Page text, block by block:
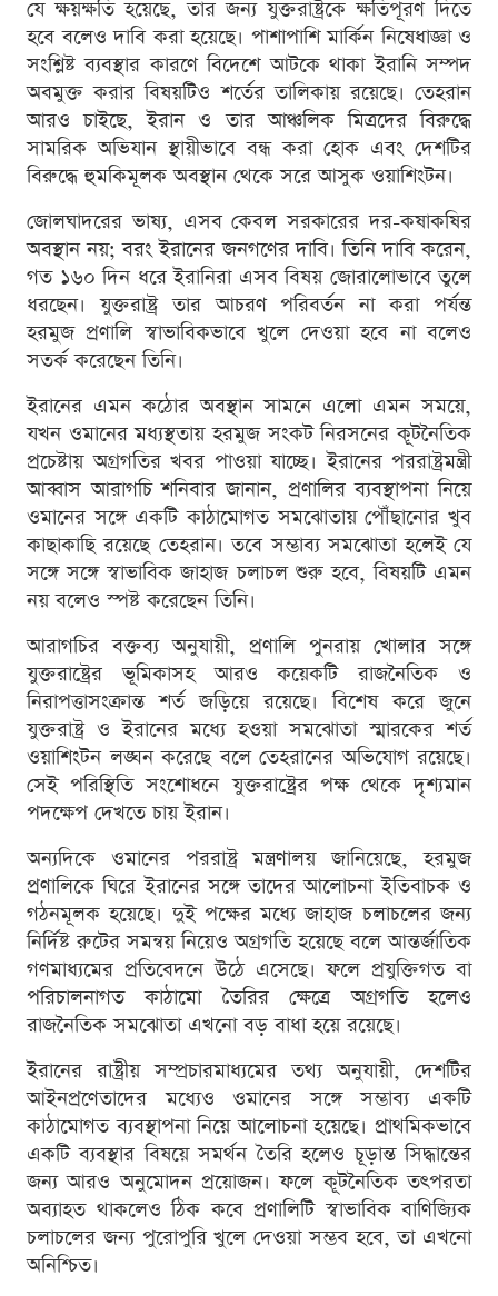
যে ক্ষয়ক্ষতি হয়েছে, তার জন্য যুক্তরাষ্ট্রকে ক্ষতিপূরণ দিতে
হবে বলেও দাবি করা হয়েছে। পাশাপাশি মার্কিন নিষেধাজ্ঞা ও
সংশ্লিষ্ট ব্যবস্থার কারণে বিদেশে আটকে থাকা ইরানি সম্পদ
অবমুক্ত করার বিষয়টিও শর্তের তালিকায় রয়েছে। তেহরান
আরও চাইছে, ইরান ও তার আঞ্চলিক মিত্রদের বিরুদ্ধে
সামরিক অভিযান স্থায়ীভাবে বন্ধ করা হোক এবং দেশটির
বিরুদ্ধে হুমকিমূলক অবস্থান থেকে সরে আসুক ওয়াশিংটন।
জোলঘাদরের ভাষ্য, এসব কেবল সরকারের দর-কষাকষির
অবস্থান নয়; বরং ইরানের জনগণের দাবি। তিনি দাবি করেন,
গত ১৬০ দিন ধরে ইরানিরা এসব বিষয় জোরালোভাবে তুলে
ধরছেন। যুক্তরাষ্ট্র তার আচরণ পরিবর্তন না করা পর্যন্ত
হরমুজ প্রণালি স্বাভাবিকভাবে খুলে দেওয়া হবে না বলেও
সতর্ক করেছেন তিনি।
ইরানের এমন কঠোর অবস্থান সামনে এলো এমন সময়ে,
যখন ওমানের মধ্যস্থতায় হরমুজ সংকট নিরসনের কূটনৈতিক
প্রচেষ্টায় অগ্রগতির খবর পাওয়া যাচ্ছে। ইরানের পররাষ্ট্রমন্ত্রী
আব্বাস আরাগচি শনিবার জানান, প্রণালির ব্যবস্থাপনা নিয়ে
ওমানের সঙ্গে একটি কাঠামোগত সমঝোতায় পৌঁছানোর খুব
কাছাকাছি রয়েছে তেহরান। তবে সম্ভাব্য সমঝোতা হলেই যে
সঙ্গে সঙ্গে স্বাভাবিক জাহাজ চলাচল শুরু হবে, বিষয়টি এমন
নয় বলেও স্পষ্ট করেছেন তিনি।
আরাগচির বক্তব্য অনুযায়ী, প্রণালি পুনরায় খোলার সঙ্গে
যুক্তরাষ্ট্রের ভূমিকাসহ আরও কয়েকটি রাজনৈতিক ও
নিরাপত্তাসংক্রান্ত শর্ত জড়িয়ে রয়েছে। বিশেষ করে জুনে
যুক্তরাষ্ট্র ও ইরানের মধ্যে হওয়া সমঝোতা স্মারকের শর্ত
ওয়াশিংটন লঙ্ঘন করেছে বলে তেহরানের অভিযোগ রয়েছে।
সেই পরিস্থিতি সংশোধনে যুক্তরাষ্ট্রের পক্ষ থেকে দৃশ্যমান
পদক্ষেপ দেখতে চায় ইরান।
অন্যদিকে ওমানের পররাষ্ট্র মন্ত্রণালয় জানিয়েছে, হরমুজ
প্রণালিকে ঘিরে ইরানের সঙ্গে তাদের আলোচনা ইতিবাচক ও
গঠনমূলক হয়েছে। দুই পক্ষের মধ্যে জাহাজ চলাচলের জন্য
নির্দিষ্ট রুটের সমন্বয় নিয়েও অগ্রগতি হয়েছে বলে আন্তর্জাতিক
গণমাধ্যমের প্রতিবেদনে উঠে এসেছে। ফলে প্রযুক্তিগত বা
পরিচালনাগত কাঠামো তৈরির ক্ষেত্রে অগ্রগতি হলেও
রাজনৈতিক সমঝোতা এখনো বড় বাধা হয়ে রয়েছে।
ইরানের রাষ্ট্রীয় সম্প্রচারমাধ্যমের তথ্য অনুযায়ী, দেশটির
আইনপ্রণেতাদের মধ্যেও ওমানের সঙ্গে সম্ভাব্য একটি
কাঠামোগত ব্যবস্থাপনা নিয়ে আলোচনা হয়েছে। প্রাথমিকভাবে
একটি ব্যবস্থার বিষয়ে সমর্থন তৈরি হলেও চূড়ান্ত সিদ্ধান্তের
জন্য আরও অনুমোদন প্রয়োজন। ফলে কূটনৈতিক তৎপরতা
অব্যাহত থাকলেও ঠিক কবে প্রণালিটি স্বাভাবিক বাণিজ্যিক
চলাচলের জন্য পুরোপুরি খুলে দেওয়া সম্ভব হবে, তা এখনো
অনিশ্চিত।